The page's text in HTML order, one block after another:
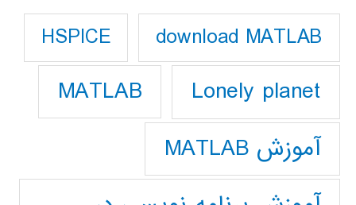
download MATLAB
HSPICE
Lonely planet
MATLAB
آموزش MATLAB